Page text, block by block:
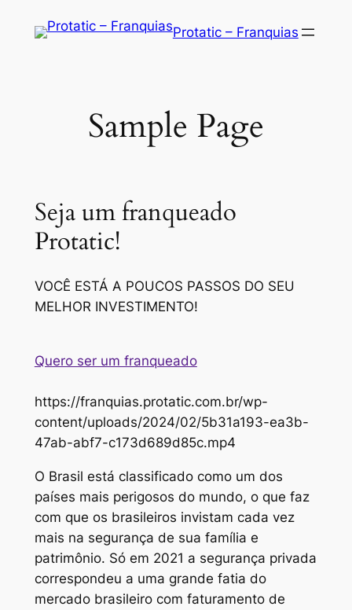
Protatic – Franquias
Sample Page
Seja um franqueado
Protatic!
VOCÊ ESTÁ A POUCOS PASSOS DO SEU
MELHOR INVESTIMENTO!
Quero ser um franqueado
https://franquias.protatic.com.br/wp-
content/uploads/2024/02/5b31a193-ea3b-
47ab-abf7-c173d689d85c.mp4
O Brasil está classificado como um dos
países mais perigosos do mundo, o que faz
com que os brasileiros invistam cada vez
mais na segurança de sua família e
patrimônio. Só em 2021 a segurança privada
correspondeu a uma grande fatia do
mercado brasileiro com faturamento de